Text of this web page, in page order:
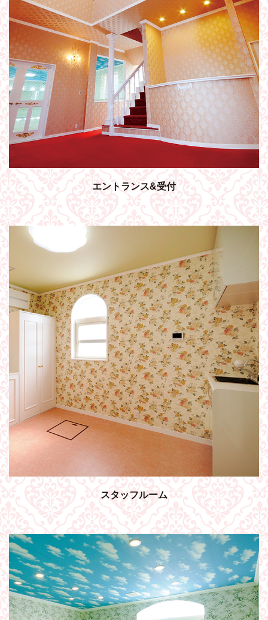
エントランス&受付
スタッフルーム